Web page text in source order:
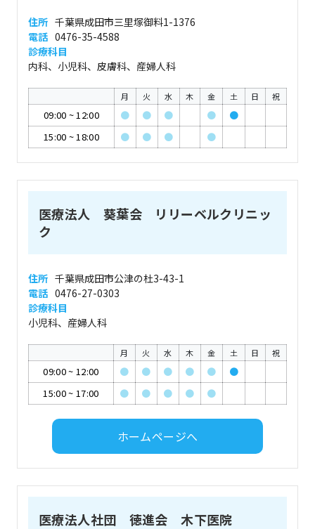
住所 千葉県成田市三里塚御料1-1376
電話 0476-35-4588
診療科目
内科、小児科、皮膚科、産婦人科
月 火 水 木 金 土 日 祝
09:00 ~12:00 ● ● ● ●
●
15:00 ~18:00 ● ● ● ●
医療法人 葵葉会 リリーベルクリニッ
ク
住所 千葉県成田市公津の杜3-43-1
電話 0476-27-0303
診療科目
小児科、産婦人科
月 火 水 木 金 土 日 祝
09:00~ 12:00 ● ● ● ● ●
●
15:00~ 17:00 ● ● ● ● ●
ホームページへ
医療法人社団 徳進会 木下医院